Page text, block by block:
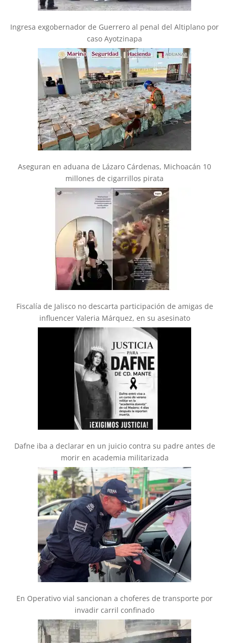
Ingresa exgobernador de Guerrero al penal del Altiplano por
caso Ayotzinapa
Aseguran en aduana de Lázaro Cárdenas, Michoacán 10
millones de cigarrillos pirata
Fiscalía de Jalisco no descarta participación de amigas de
influencer Valeria Márquez, en su asesinato
Dafne iba a declarar en un juicio contra su padre antes de
morir en academia militarizada
En Operativo vial sancionan a choferes de transporte por
invadir carril confinado